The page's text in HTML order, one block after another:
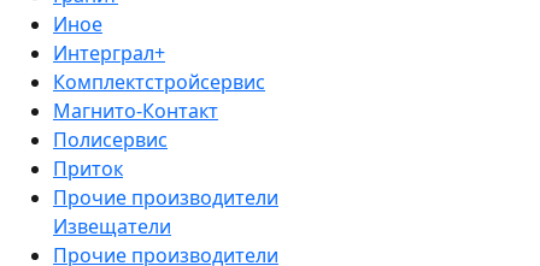
Иное
Интерграл+
Комплектстройсервис
Магнито-Контакт
Полисервис
Приток
Прочие производители
Извещатели
Прочие производители